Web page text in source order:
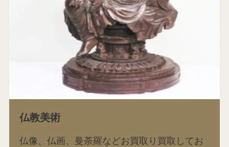
仏教美術
仏像、仏画、曼荼羅などお買取り買取してお